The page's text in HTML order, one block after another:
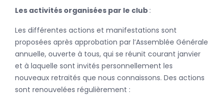
Les activités organisées par le club :
Les différentes actions et manifestations sont
proposées après approbation par l’Assemblée Générale
annuelle, ouverte à tous, qui se réunit courant janvier
et à laquelle sont invités personnellement les
nouveaux retraités que nous connaissons. Des actions
sont renouvelées régulièrement :